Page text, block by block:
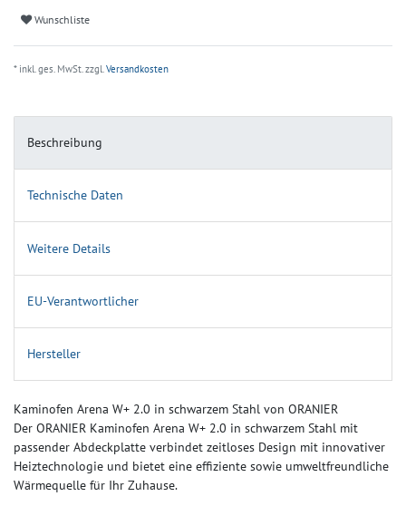
Wunschliste
* inkl. ges. MwSt. zzgl. Versandkosten
Beschreibung
Technische Daten
Weitere Details
EU-Verantwortlicher
Hersteller
Kaminofen Arena W+ 2.0 in schwarzem Stahl von ORANIER
Der ORANIER Kaminofen Arena W+ 2.0 in schwarzem Stahl mit
passender Abdeckplatte verbindet zeitloses Design mit innovativer
Heiztechnologie und bietet eine effiziente sowie umweltfreundliche
Wärmequelle für Ihr Zuhause.